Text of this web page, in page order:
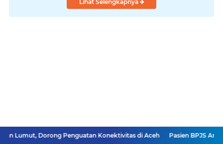
Lihat Selengkapnya
Penguatan Konektivitas di Aceh Pasien BPJS Antrean Obat 3